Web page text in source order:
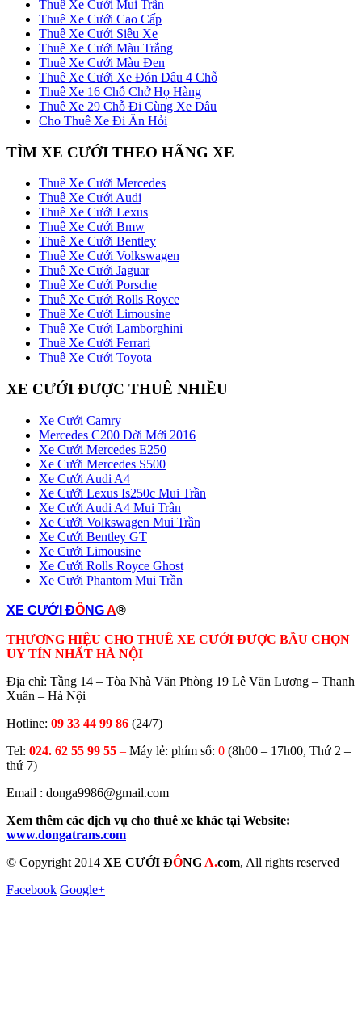
Thuê Xe Cưới Mui Trần
Thuê Xe Cưới Cao Cấp
Thuê Xe Cưới Siêu Xe
Thuê Xe Cưới Màu Trắng
Thuê Xe Cưới Màu Đen
Thuê Xe Cưới Xe Đón Dâu 4 Chỗ
Thuê Xe 16 Chỗ Chở Họ Hàng
Thuê Xe 29 Chỗ Đi Cùng Xe Dâu
Cho Thuê Xe Đi Ăn Hỏi
TÌM XE CƯỚI THEO HÃNG XE
Thuê Xe Cưới Mercedes
Thuê Xe Cưới Audi
Thuê Xe Cưới Lexus
Thuê Xe Cưới Bmw
Thuê Xe Cưới Bentley
Thuê Xe Cưới Volkswagen
Thuê Xe Cưới Jaguar
Thuê Xe Cưới Porsche
Thuê Xe Cưới Rolls Royce
Thuê Xe Cưới Limousine
Thuê Xe Cưới Lamborghini
Thuê Xe Cưới Ferrari
Thuê Xe Cưới Toyota
XE CƯỚI ĐƯỢC THUÊ NHIỀU
Xe Cưới Camry
Mercedes C200 Đời Mới 2016
Xe Cưới Mercedes E250
Xe Cưới Mercedes S500
Xe Cưới Audi A4
Xe Cưới Lexus Is250c Mui Trần
Xe Cưới Audi A4 Mui Trần
Xe Cưới Volkswagen Mui Trần
Xe Cưới Bentley GT
Xe Cưới Limousine
Xe Cưới Rolls Royce Ghost
Xe Cưới Phantom Mui Trần
XE CƯỚI ĐÔNGA®
THƯƠNG HIỆU CHO THUÊ XE CƯỚI ĐƯỢC BẦU CHỌN
UY TÍN NHẤT HÀ NỘI
Địa chỉ: Tầng 14 – Tòa Nhà Văn Phòng 19 Lê Văn Lương – Thanh
Xuân – Hà Nội
Hotline: 09 33 44 99 86 (24/7)
Tel: 024. 62 55 99 55 – Máy lẻ: phím số: 0 (8h00 – 17h00, Thứ 2 –
thứ 7)
Email : donga9986@gmail.com
Xem thêm các dịch vụ cho thuê xe khác tại Website:
www.dongatrans.com
© Copyright 2014 XE CƯỚI ĐÔNG A.com, All rights reserved
Facebook Google+